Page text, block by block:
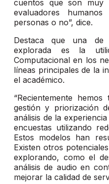
cuentos que son muy
evaluadores
personas o no”, dice.
Destaca que una de
explorada es la
Computacional en los
líneas principales de la
el académico.
“Recientemente
gestión y priorización
análisis de la
encuestas utilizando
Estos modelos han
Existen otros
explorando, como el
análisis de audio en
mejorar la calidad de